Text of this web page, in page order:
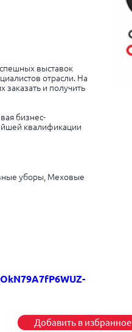
выставок
отрасли. На
и получить
бизнес-
квалификации
уборы, Меховые
Добавить в избранное